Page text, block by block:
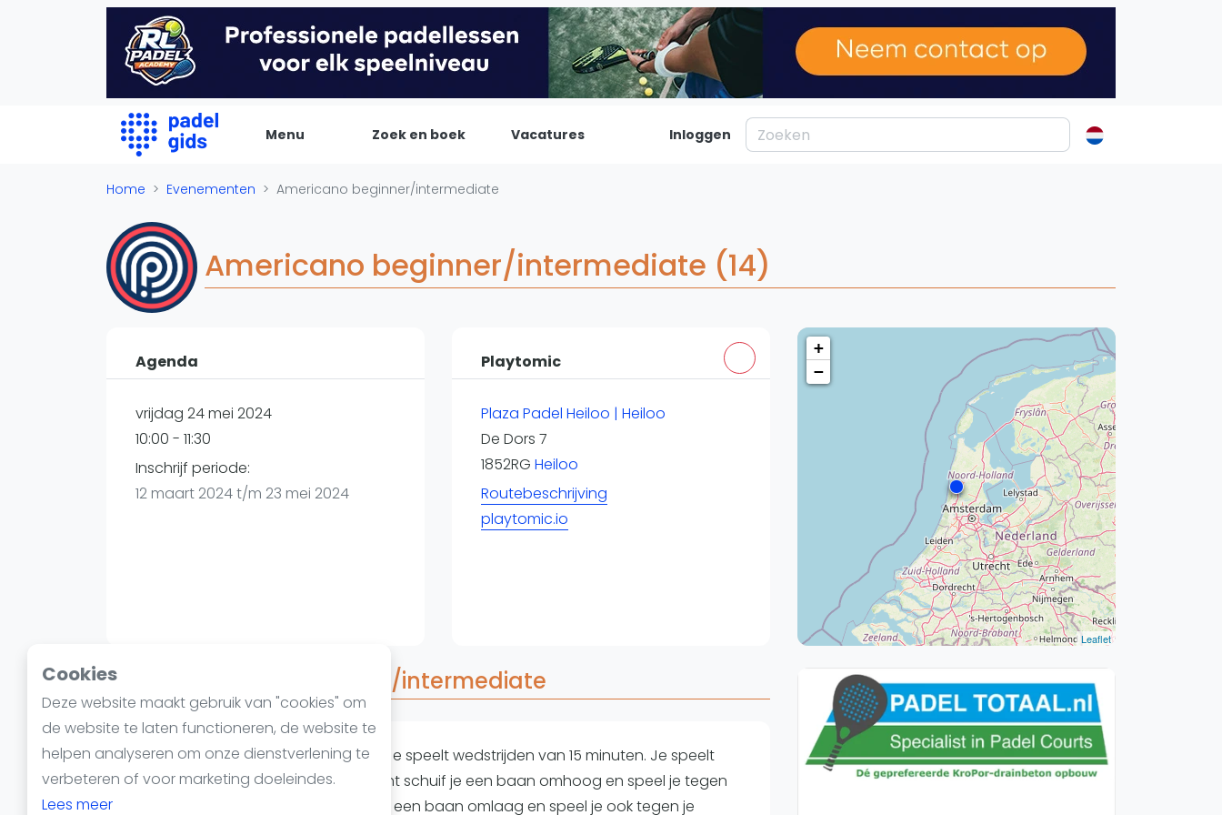
Cookies
Deze website maakt gebruik van "cookies" om
de website te laten functioneren, de website te
helpen analyseren om onze dienstverlening te
verbeteren of voor marketing doeleindes.
Lees meer
Menu
De Padel Gids
Alle padel locaties
Padelwinkels
Padelreizen
Organisatie
Banenbouwers
Overige categorien
Reserveringssystemen
Padelscholen
Toevoegen data
Laatste updates
Padel
Blog artikelen
Overige
Ranglijsten
Nationale Toernooien
Internationale toernooien
Contact
Adverteren
Join WhatsApp Community
Zoek en boek Vacatures Inloggen
Home Evenementen Americano beginner/intermediate
Americano beginner/intermediate (14)
Agenda
vrijdag 24 mei 2024
10:00 - 11:30
Inschrijf periode:
12 maart 2024 t/m 23 mei 2024
Playtomic
Plaza Padel Heiloo | Heiloo
De Dors 7
1852RG Heiloo
Routebeschrijving
playtomic.io
+
−
Leaflet
Over Americano beginner/intermediate
Americano beginner/intermediate! Je speelt wedstrijden van 15 minuten. Je speelt
wedstrijden van 15 minuten. Als je wint schuif je een baan omhoog en speel je tegen
je vorige medespeler. Bij verlies ga je een baan omlaag en speel je ook tegen je